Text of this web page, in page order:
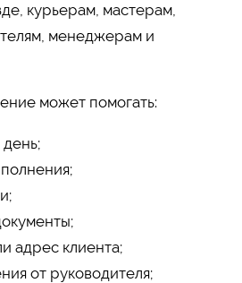
курьерам, мастерам,
менеджерам и
может помогать:
день;
адрес клиента;
от руководителя;